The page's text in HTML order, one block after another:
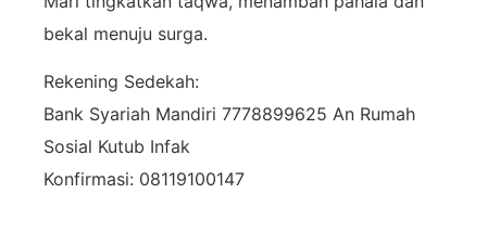
bekal menuju surga.
Rekening Sedekah:
Bank Syariah Mandiri 7778899625 An Rumah
Sosial Kutub Infak
Konfirmasi: 08119100147